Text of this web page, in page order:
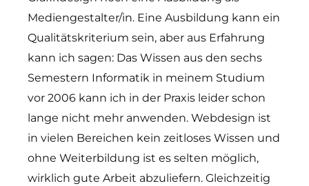
Mediengestalter/in. Eine Ausbildung kann ein
Qualitätskriterium sein, aber aus Erfahrung
kann ich sagen: Das Wissen aus den sechs
Semestern Informatik in meinem Studium
vor 2006 kann ich in der Praxis leider schon
lange nicht mehr anwenden. Webdesign ist
in vielen Bereichen kein zeitloses Wissen und
ohne Weiterbildung ist es selten möglich,
wirklich gute Arbeit abzuliefern. Gleichzeitig